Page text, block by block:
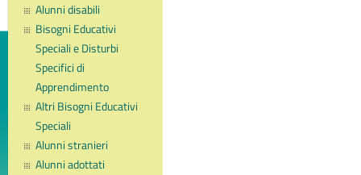
Alunni disabili
Bisogni Educativi
Speciali e Disturbi
Specifici di
Apprendimento
Altri Bisogni Educativi
Speciali
Alunni stranieri
Alunni adottati